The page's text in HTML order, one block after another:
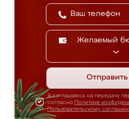
Желаемый
Отправить
Я соглашаюсь на передачу
согласно Политике
Пользовательскому